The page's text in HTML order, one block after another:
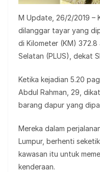
M Update, 26/2/2019 –
dilanggar tayar yang
di Kilometer (KM)
Selatan (PLUS), dekat
Ketika kejadian 5.20
Abdul Rahman, 29,
barang dapur yang
Mereka dalam
Lumpur, berhenti
kawasan itu untuk
kenderaan.